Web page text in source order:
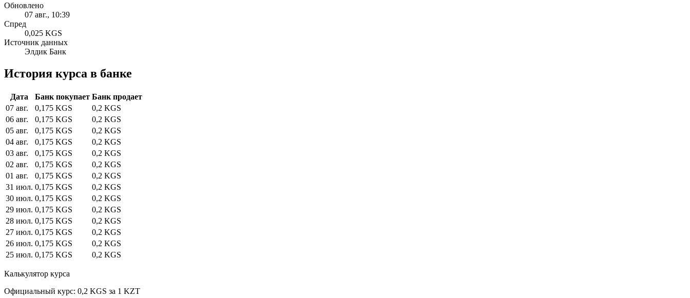
Обновлено
07 авг., 10:39
Спред
0,025 KGS
Источник данных
Элдик Банк
История курса в банке
Дата Банк покупает Банк продает
07 авг.
0,175 KGS
0,2 KGS
06 авг.
0,175 KGS
0,2 KGS
05 авг.
0,175 KGS
0,2 KGS
04 авг.
0,175 KGS
0,2 KGS
03 авг.
0,175 KGS
0,2 KGS
02 авг.
0,175 KGS
0,2 KGS
01 авг.
0,175 KGS
0,2 KGS
31 июл. 0,175 KGS
0,2 KGS
30 июл. 0,175 KGS
0,2 KGS
29 июл. 0,175 KGS
0,2 KGS
28 июл. 0,175 KGS
0,2 KGS
27 июл. 0,175 KGS
0,2 KGS
26 июл. 0,175 KGS
0,2 KGS
25 июл. 0,175 KGS 0,2 KGS
Калькулятор курса
Официальный курс: 0,2 KGS за 1 KZT